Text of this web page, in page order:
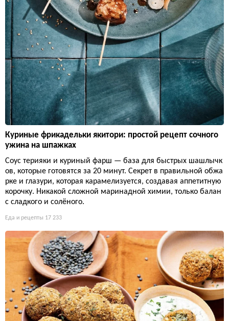
Куриные фрикадельки якитори: простой рецепт сочного
ужина на шпажках
Соус терияки и куриный фарш — база для быстрых шашлычк
ов, которые готовятся за 20 минут. Секрет в правильной обжа
рке и глазури, которая карамелизуется, создавая аппетитную
корочку. Никакой сложной маринадной химии, только балан
с сладкого и солёного.
Еда и рецепты 17 233